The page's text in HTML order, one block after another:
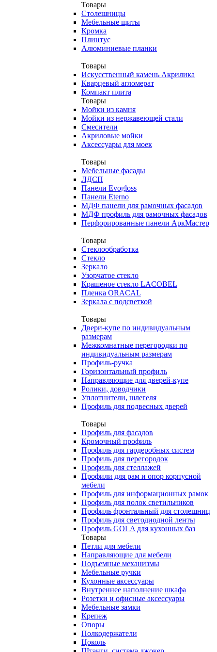
Товары
Столешницы
Мебельные щиты
Кромка
Плинтус
Алюминиевые планки
Товары
Искусственный камень Акрилика
Кварцевый агломерат
Компакт плита
Товары
Мойки из камня
Мойки из нержавеющей стали
Смесители
Акриловые мойки
Аксессуары для моек
Товары
Мебельные фасады
ЛДСП
Панели Evogloss
Панели Eterno
МДФ панели для рамочных фасадов
МДФ профиль для рамочных фасадов
Перфорированные панели АркМастер
Товары
Стеклообработка
Стекло
Зеркало
Узорчатое стекло
Крашеное стекло LACOBEL
Пленка ORACAL
Зеркала с подсветкой
Товары
Двери-купе по индивидуальным
размерам
Межкомнатные перегородки по
индивидуальным размерам
Профиль-ручка
Горизонтальный профиль
Направляющие для дверей-купе
Ролики, доводчики
Уплотнители, шлегеля
Профиль для подвесных дверей
Товары
Профиль для фасадов
Кромочный профиль
Профиль для гардеробных систем
Профиль для перегородок
Профиль для стеллажей
Профили для рам и опор корпусной
мебели
Профиль для информационных рамок
Профиль для полок светильников
Профиль фронтальный для столешниц
Профиль для светодиодной ленты
Профиль GOLA для кухонных баз
Товары
Петли для мебели
Направляющие для мебели
Подъемные механизмы
Мебельные ручки
Кухонные аксессуары
Внутреннее наполнение шкафа
Розетки и офисные аксессуары
Мебельные замки
Крепеж
Опоры
Полкодержатели
Цоколь